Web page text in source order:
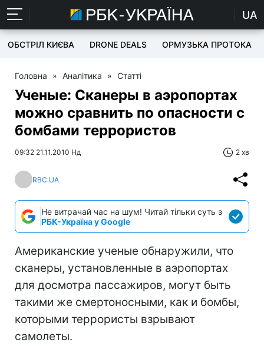
UA
ОБСТРІЛ КИЄВА DRONE DEALS ОРМУЗЬКА ПРОТОКА
Головна » Аналітика » Статті
Ученые: Сканеры в аэропортах
можно сравнить по опасности с
бомбами террористов
09:32 21.11.2010 Нд 2 хв
RBC.UA
Не витрачай час на шум! Читай тільки суть з
РБК-Україна у Google
Американские ученые обнаружили, что
сканеры, установленные в аэропортах
для досмотра пассажиров, могут быть
такими же смертоносными, как и бомбы,
которыми террористы взрывают
самолеты.